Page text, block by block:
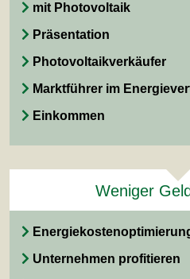
mit Photovoltaik
Präsentation
Photovoltaikverkäufer
Marktführer im
Einkommen
Weniger
Unternehmen profitieren